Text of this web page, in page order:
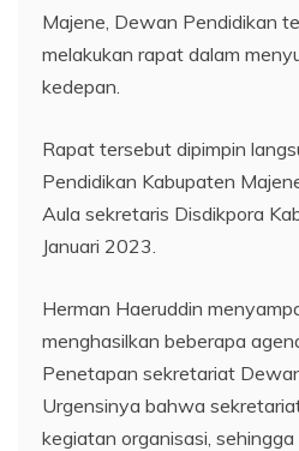
Majene, Dewan Pendidikan
melakukan rapat dalam
kedepan.
Rapat tersebut dipimpin
Pendidikan Kabupaten
Aula sekretaris Disdikpora
Januari 2023.
Herman Haeruddin
menghasilkan beberapa
Penetapan sekretariat
Urgensinya bahwa
kegiatan organisasi,